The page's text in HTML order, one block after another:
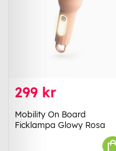
299 kr
Mobility On Board
Ficklampa Glowy Rosa